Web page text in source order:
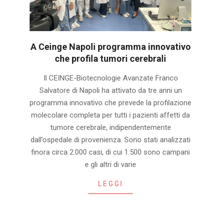
A Ceinge Napoli programma innovativo
che profila tumori cerebrali
Il CEINGE-Biotecnologie Avanzate Franco
Salvatore di Napoli ha attivato da tre anni un
programma innovativo che prevede la profilazione
molecolare completa per tutti i pazienti affetti da
tumore cerebrale, indipendentemente
dall’ospedale di provenienza. Sono stati analizzati
finora circa 2.000 casi, di cui 1.500 sono campani
e gli altri di varie
LEGGI